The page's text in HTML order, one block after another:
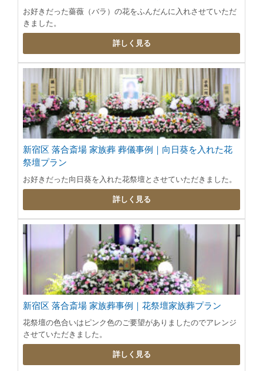
お好きだった薔薇（バラ）の花をふんだんに入れさせていただ
きました。
詳しく見る
新宿区 落合斎場 家族葬 葬儀事例｜向日葵を入れた花
祭壇プラン
お好きだった向日葵を入れた花祭壇とさせていただきました。
詳しく見る
新宿区 落合斎場 家族葬事例｜花祭壇家族葬プラン
花祭壇の色合いはピンク色のご要望がありましたのでアレンジ
させていただきました。
詳しく見る